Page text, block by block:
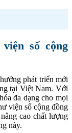
số cộng
phát triển mới
tại Việt Nam. Với
đa dạng cho mọi
viện số cộng đồng
cao chất lượng
này.